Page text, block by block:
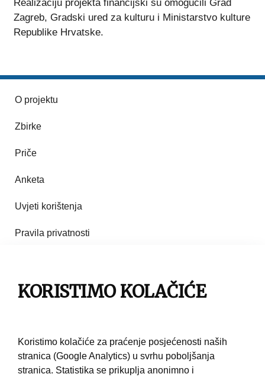
Realizaciju projekta financijski su omogućili Grad
Zagreb, Gradski ured za kulturu i Ministarstvo kulture
Republike Hrvatske.
O projektu
Zbirke
Priče
Anketa
Uvjeti korištenja
Pravila privatnosti
Pravila korištenja
KORISTIMO KOLAČIĆE
Koristimo kolačiće za praćenje posjećenosti naših
stranica (Google Analytics) u svrhu poboljšanja
stranica. Statistika se prikuplja anonimno i